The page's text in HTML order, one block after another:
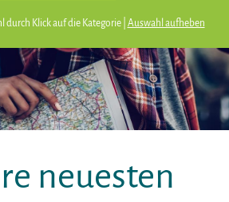
durch Klick auf die Kategorie | Auswahl aufheben
neuesten